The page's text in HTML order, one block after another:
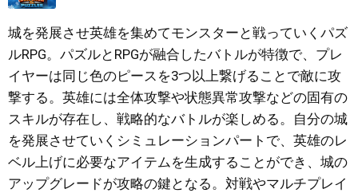
城を発展させ英雄を集めてモンスターと戦っていくパズ
ルRPG。パズルとRPGが融合したバトルが特徴で、プレ
イヤーは同じ色のピースを3つ以上繋げることで敵に攻
撃する。英雄には全体攻撃や状態異常攻撃などの固有の
スキルが存在し、戦略的なバトルが楽しめる。自分の城
を発展させていくシミュレーションパートで、英雄のレ
ベル上げに必要なアイテムを生成することができ、城の
アップグレードが攻略の鍵となる。対戦やマルチプレイ